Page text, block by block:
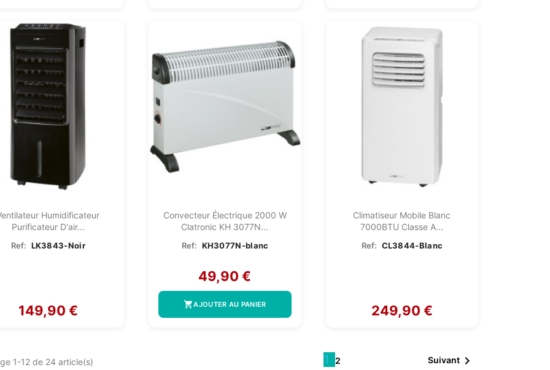
Humidificateur
Purificateur D'air...
Ref: LK3843-Noir
149,90 €
Convecteur Électrique 2000 W
Clatronic KH 3077N...
Ref: KH3077N-blanc
49,90 €
shopping_cartAJOUTER AU PANIER
Climatiseur Mobile Blanc
7000BTU Classe A...
Ref: CL3844-Blanc
249,90 €
1-12 de 24 article(s) 12 Suivant